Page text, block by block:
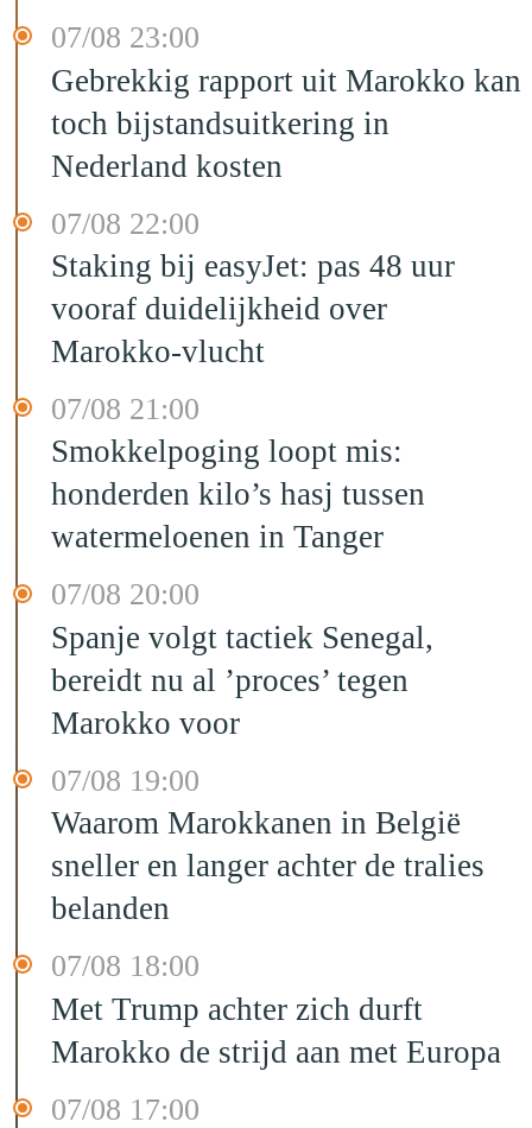
07/08 23:00
Gebrekkig rapport uit Marokko kan
toch bijstandsuitkering in
Nederland kosten
07/08 22:00
Staking bij easyJet: pas 48 uur
vooraf duidelijkheid over
Marokko-vlucht
07/08 21:00
Smokkelpoging loopt mis:
honderden kilo’s hasj tussen
watermeloenen in Tanger
07/08 20:00
Spanje volgt tactiek Senegal,
bereidt nu al ’proces’ tegen
Marokko voor
07/08 19:00
Waarom Marokkanen in België
sneller en langer achter de tralies
belanden
07/08 18:00
Met Trump achter zich durft
Marokko de strijd aan met Europa
07/08 17:00